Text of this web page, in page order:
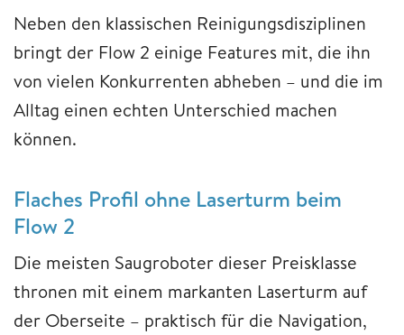
Neben den klassischen Reinigungsdisziplinen
bringt der Flow 2 einige Features mit, die ihn
von vielen Konkurrenten abheben – und die im
Alltag einen echten Unterschied machen
können.
Flaches Profil ohne Laserturm beim
Flow 2
Die meisten Saugroboter dieser Preisklasse
thronen mit einem markanten Laserturm auf
der Oberseite – praktisch für die Navigation,